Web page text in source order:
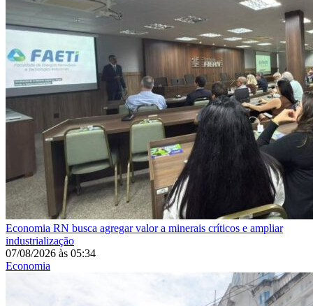
Economia RN busca agregar valor a minerais críticos e ampliar
industrialização
07/08/2026 às 05:34
Economia